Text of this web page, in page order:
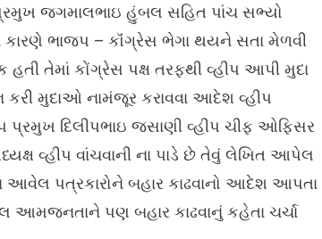
પ્રમુખ જગમાલભાઇ હુંબલ સહિત પાંચ સભ્યો
કારણે ભાજપ – કૉંગ્રેસ ભેગા થયને સતા મેળવી
તેમાં કોંગ્રેસ પક્ષ તરફથી વ્હીપ આપી મુદા
કરી મુદાઓ નામંજૂર કરાવવા આદેશ વ્હીપ
દિલીપભાઇ જસાણી વ્હીપ ચીફ ઓફિસર
વ્હીપ વાંચવાની ના પાડે છે તેવું લેખિત આપેલ
પત્રકારોને બહાર કાઢવાનો આદેશ આપતા
આમજનતાને પણ બહાર કાઢવાનું કહેતા ચર્ચા